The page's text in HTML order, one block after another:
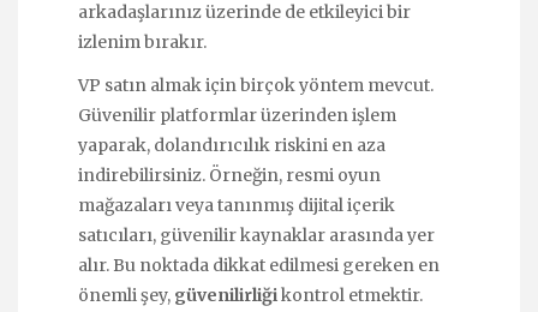
arkadaşlarınız üzerinde de etkileyici bir
izlenim bırakır.
VP satın almak için birçok yöntem mevcut.
Güvenilir platformlar üzerinden işlem
yaparak, dolandırıcılık riskini en aza
indirebilirsiniz. Örneğin, resmi oyun
mağazaları veya tanınmış dijital içerik
satıcıları, güvenilir kaynaklar arasında yer
alır. Bu noktada dikkat edilmesi gereken en
önemli şey, güvenilirliğikontrol etmektir.